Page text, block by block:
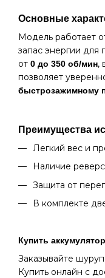
Основные
Модель работает
запас энергии
от 0 до 350 об/мин,
позволяет
быстрозажимному
Преимущества
Легкий вес и
Наличие
Защита от
В комплекте
Купить
Заказывайте
Купить онлайн с